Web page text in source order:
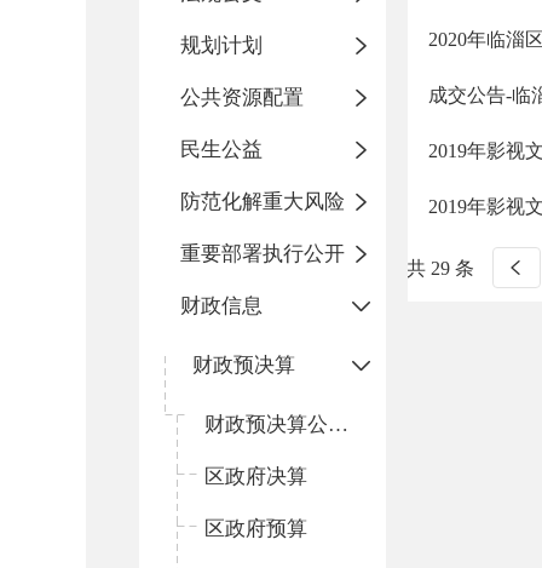
规划计划
公共资源配置
民生公益
防范化解重大风险
重要部署执行公开
财政信息
财政预决算
财政预决算公开平台
区政府决算
区政府预算
2020年临淄
成交公告-临
2019年影视
2019年影视
共 29 条